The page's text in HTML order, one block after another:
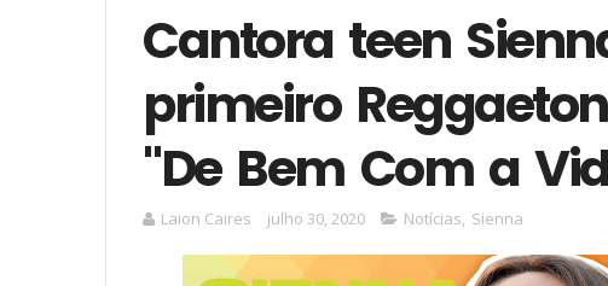
Cantora teen
primeiro
"De Bem Com a
Laion Caires julho 30, 2020 Notícias, Sienna